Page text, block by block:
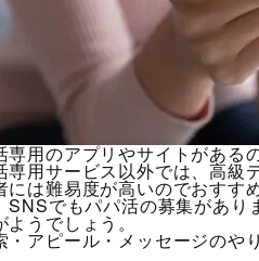
専用のアプリやサイトがある
専用サービス以外では、高級
には難易度が高いのでおすす
SNSでもパパ活の募集があ
ようでしょう。
アピール・メッセージのや